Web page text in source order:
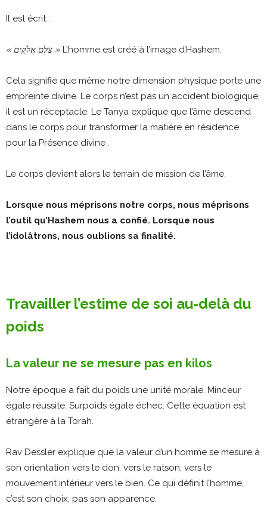
Il est écrit :
« צֶלֶם אֱלֹקִים » L’homme est créé à l’image d’Hashem.
Cela signifie que même notre dimension physique porte une
empreinte divine. Le corps n’est pas un accident biologique,
il est un réceptacle. Le Tanya explique que l’âme descend
dans le corps pour transformer la matière en résidence
pour la Présence divine .
Le corps devient alors le terrain de mission de l’âme.
Lorsque nous méprisons notre corps, nous méprisons
l’outil qu’Hashem nous a confié. Lorsque nous
l’idolâtrons, nous oublions sa finalité.
Travailler l’estime de soi au-delà du
poids
La valeur ne se mesure pas en kilos
Notre époque a fait du poids une unité morale. Minceur
égale réussite. Surpoids égale échec. Cette équation est
étrangère à la Torah.
Rav Dessler explique que la valeur d’un homme se mesure à
son orientation vers le don, vers le ratson, vers le
mouvement intérieur vers le bien. Ce qui définit l’homme,
c’est son choix, pas son apparence.